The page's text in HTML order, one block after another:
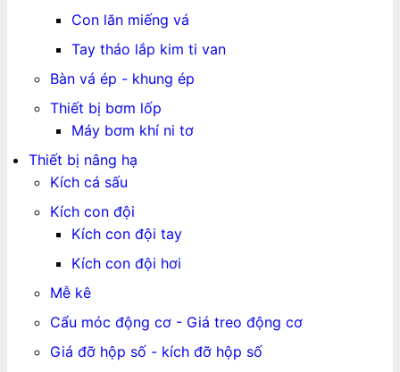
Con lăn miếng vá
Tay tháo lắp kim ti van
Bàn vá ép - khung ép
Thiết bị bơm lốp
Máy bơm khí ni tơ
Thiết bị nâng hạ
Kích cá sấu
Kích con đội
Kích con đội tay
Kích con đội hơi
Mễ kê
Cẩu móc động cơ - Giá treo động cơ
Giá đỡ hộp số - kích đỡ hộp số